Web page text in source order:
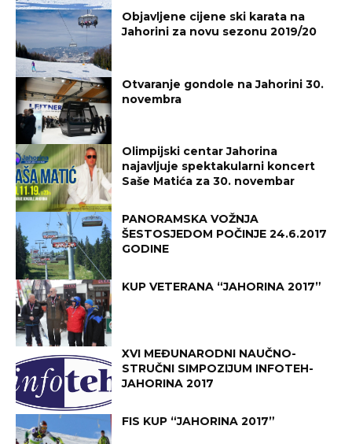
Objavljene cijene ski karata na
Jahorini za novu sezonu 2019/20
Otvaranje gondole na Jahorini 30.
novembra
Olimpijski centar Jahorina
najavljuje spektakularni koncert
Saše Matića za 30. novembar
PANORAMSKA VOŽNJA
ŠESTOSJEDOM POČINJE 24.6.2017
GODINE
KUP VETERANA “JAHORINA 2017”
XVI MEĐUNARODNI NAUČNO-
STRUČNI SIMPOZIJUM INFOTEH-
JAHORINA 2017
FIS KUP “JAHORINA 2017”